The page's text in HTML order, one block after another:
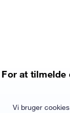
For at tilmelde
Vi bruger